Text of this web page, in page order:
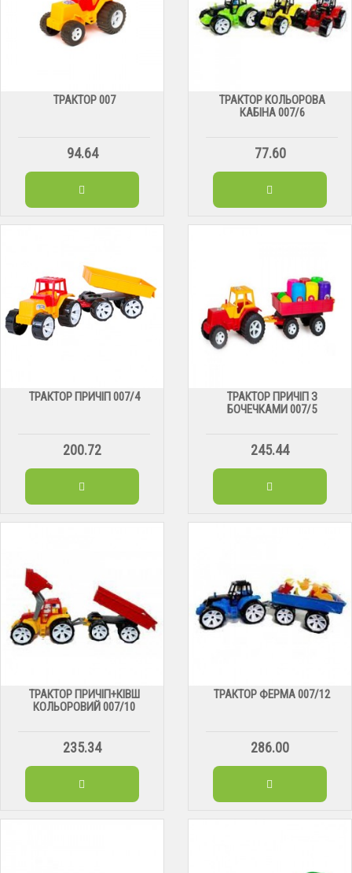
ТРАКТОР 007
94.64
ТРАКТОР КОЛЬОРОВА
КАБІНА 007/6
77.60
ТРАКТОР ПРИЧІП 007/4
200.72
ТРАКТОР ПРИЧІП З
БОЧЕЧКАМИ 007/5
245.44
ТРАКТОР ПРИЧІП+КІВШ
КОЛЬОРОВИЙ 007/10
235.34
ТРАКТОР ФЕРМА 007/12
286.00